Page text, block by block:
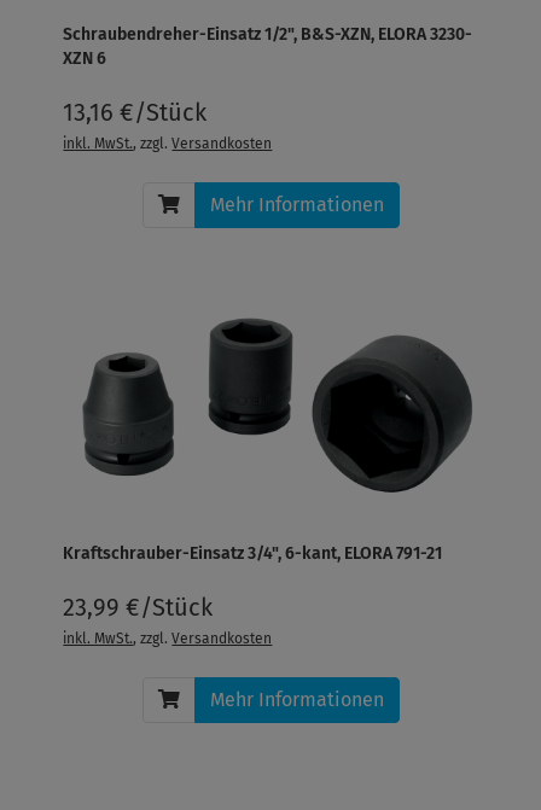
Schraubendreher-Einsatz 1/2", B&S-XZN, ELORA 3230-
XZN 6
13,16 €/Stück
inkl. MwSt., zzgl.Versandkosten
Mehr Informationen
Kraftschrauber-Einsatz 3/4", 6-kant, ELORA 791-21
23,99 €/Stück
inkl. MwSt., zzgl.Versandkosten
Mehr Informationen